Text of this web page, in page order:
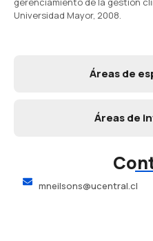
Áreas de
Áreas de
Universidad Mayor, 2008.
mneilsons@ucentral.cl